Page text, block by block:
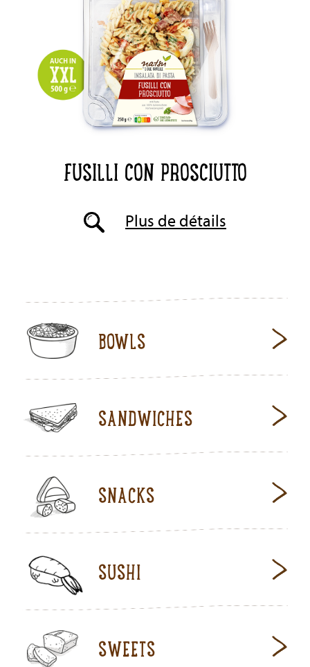
FUSILLI CON PROSCIUTTO
Plus de détails
BOWLS
SANDWICHES
SNACKS
SUSHI
SWEETS